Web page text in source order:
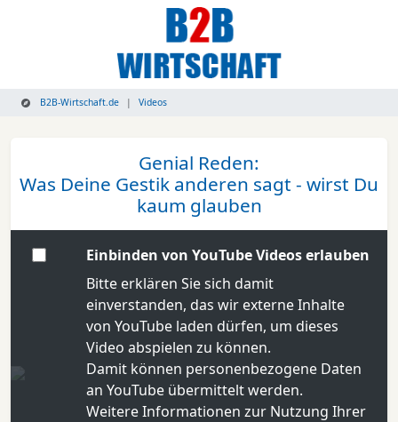
B2B-Wirtschaft.de Videos
Genial Reden:
Was Deine Gestik anderen sagt - wirst Du
kaum glauben
Einbinden von YouTube Videos erlauben
Bitte erklären Sie sich damit
einverstanden, das wir externe Inhalte
von YouTube laden dürfen, um dieses
Video abspielen zu können.
Damit können personenbezogene Daten
an YouTube übermittelt werden.
Weitere Informationen zur Nutzung Ihrer